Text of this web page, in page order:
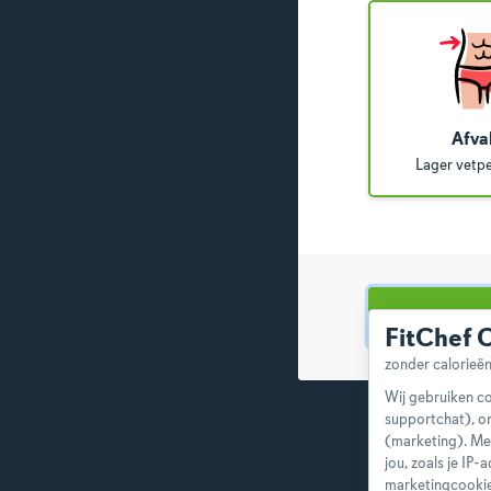
Lager
FitChef
Wij gebruiken
supportchat),
(marketing).
jou, zoals je IP-